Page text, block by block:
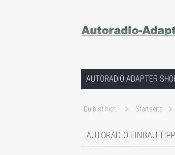
Hilfe bei Autoradios
Springe zum Inhalt
AUTORADIO ADAPTER
Du bist hier: Startseite
AUTORADIO EINBAU